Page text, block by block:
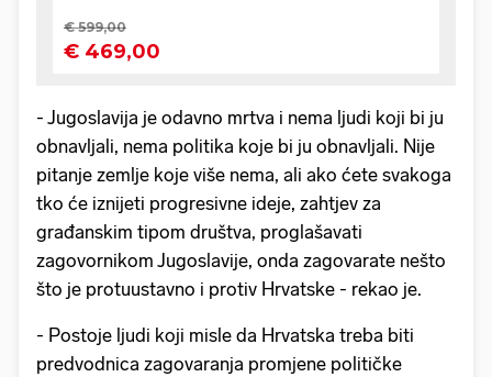
- Jugoslavija je odavno mrtva i nema ljudi koji bi ju
obnavljali, nema politika koje bi ju obnavljali. Nije
pitanje zemlje koje više nema, ali ako ćete svakoga
tko će iznijeti progresivne ideje, zahtjev za
građanskim tipom društva, proglašavati
zagovornikom Jugoslavije, onda zagovarate nešto
što je protuustavno i protiv Hrvatske - rekao je.
- Postoje ljudi koji misle da Hrvatska treba biti
predvodnica zagovaranja promjene političke